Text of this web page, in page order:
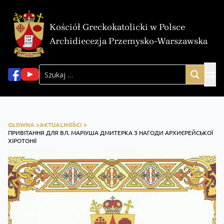
Kościół Greckokatolicki w Polsce
Archidiecezja Przemysko-Warszawska
GŁOWNA >AKTUALNOŚCI >
ПРИВІТАННЯ ДЛЯ ВЛ. МАРІУША ДМИТЕРКА З НАГОДИ АРХИЄРЕЙСЬКОЇ
ХІРОТОНІЇ